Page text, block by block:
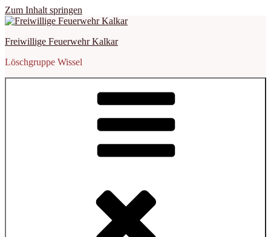
Zum Inhalt springen
Freiwillige Feuerwehr Kalkar
Löschgruppe Wissel